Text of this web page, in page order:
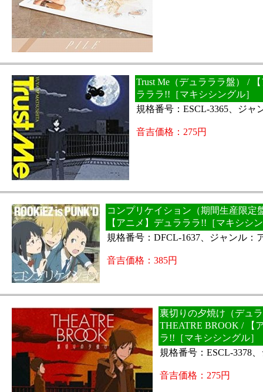
Trust Me（デュラララ盤） /
ラララ!!［マキシシングル］
規格番号：ESCL-3365、ジャ
音吉価格：275円
コンプリケイション（期間生産限定
【アニメ】デュラララ!!［マキシシ
規格番号：DFCL-1637、ジャンル：
音吉価格：385円
裏切りの夕焼け（デュ
THEATRE BROOK / 【
ラ!!［マキシシングル］
規格番号：ESCL-3378
音吉価格：275円